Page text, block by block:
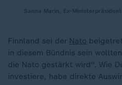
Finnland sei der Nato
in diesem Bündnis sein
die Nato gestärkt wird". Wie
investiere, habe direkte